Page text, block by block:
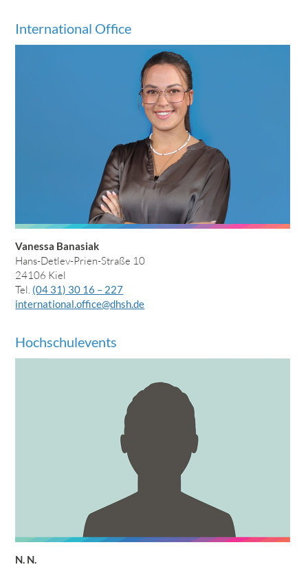
International Office
Vanessa Banasiak
Hans-Detlev-Prien-Straße 10
24106 Kiel
Tel. (04 31) 30 16 – 227
international.office@dhsh.de
Hochschulevents
N. N.